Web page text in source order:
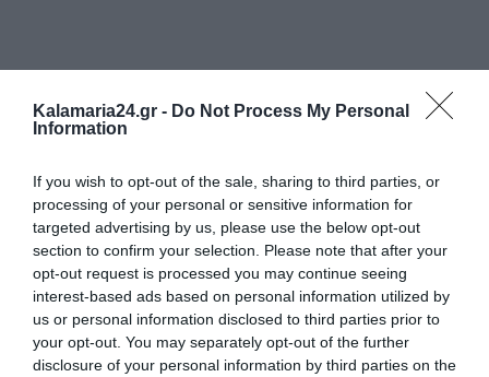
Kalamaria24.gr - Do Not Process My Personal
Information
If you wish to opt-out of the sale, sharing to third parties, or
processing of your personal or sensitive information for
targeted advertising by us, please use the below opt-out
section to confirm your selection. Please note that after your
opt-out request is processed you may continue seeing
interest-based ads based on personal information utilized by
us or personal information disclosed to third parties prior to
your opt-out. You may separately opt-out of the further
disclosure of your personal information by third parties on the